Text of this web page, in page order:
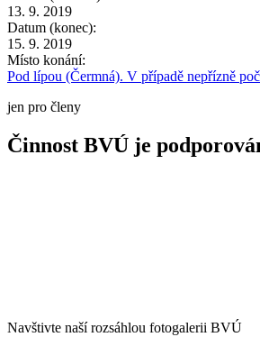
13. 9. 2019
Datum (konec):
15. 9. 2019
Místo konání:
Pod lípou (Čermná). V případě nepřízně
jen pro členy
Činnost BVÚ je
Navštivte naší rozsáhlou fotogalerii BVÚ